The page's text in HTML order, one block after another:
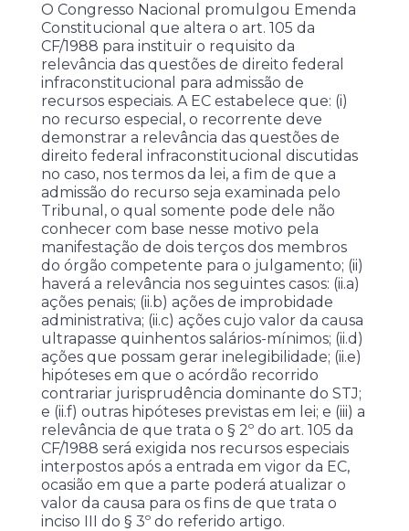
O Congresso Nacional promulgou Emenda
Constitucional que altera o art. 105 da
CF/1988 para instituir o requisito da
relevância das questões de direito federal
infraconstitucional para admissão de
recursos especiais. A EC estabelece que: (i)
no recurso especial, o recorrente deve
demonstrar a relevância das questões de
direito federal infraconstitucional discutidas
no caso, nos termos da lei, a fim de que a
admissão do recurso seja examinada pelo
Tribunal, o qual somente pode dele não
conhecer com base nesse motivo pela
manifestação de dois terços dos membros
do órgão competente para o julgamento; (ii)
haverá a relevância nos seguintes casos: (ii.a)
ações penais; (ii.b) ações de improbidade
administrativa; (ii.c) ações cujo valor da causa
ultrapasse quinhentos salários-mínimos; (ii.d)
ações que possam gerar inelegibilidade; (ii.e)
hipóteses em que o acórdão recorrido
contrariar jurisprudência dominante do STJ;
e (ii.f) outras hipóteses previstas em lei; e (iii) a
relevância de que trata o § 2º do art. 105 da
CF/1988 será exigida nos recursos especiais
interpostos após a entrada em vigor da EC,
ocasião em que a parte poderá atualizar o
valor da causa para os fins de que trata o
inciso III do § 3º do referido artigo.